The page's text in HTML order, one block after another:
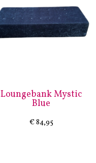
Loungebank Mystic
Blue
€84,95